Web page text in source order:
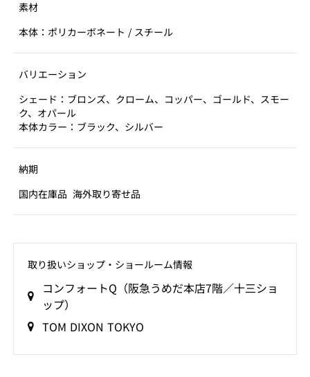
素材
本体：ポリカーボネート / スチール
バリエーション
シェード：ブロンズ、クローム、コッパー、ゴールド、スモー
ク、オパール
本体カラー：ブラック、シルバー
納期
国内在庫品 海外取り寄せ品
取り扱いショップ‧ショールーム情報
コンフォートQ（阪急うめだ本店7階／十三ショ
ップ）
TOM DIXON TOKYO